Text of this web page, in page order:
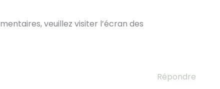
veuillez visiter l’écran des
Répondre